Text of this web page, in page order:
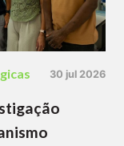
30 jul 2026